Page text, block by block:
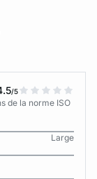
/5
de la norme ISO
Large